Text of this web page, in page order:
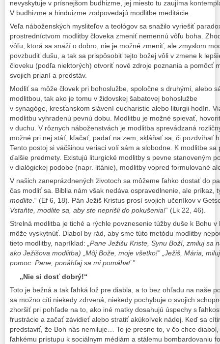
nevyskytuje v prísnejšom budhizme, jej miesto tu zaujíma
V budhizme a hinduizme zodpovedajú modlitbe meditácie.
Veľa náboženských mysliteľov a teológov sa snažilo vyriešiť
prostredníctvom modlitby človeka zmeniť nemennú vôľu boha.
vôľu, ktorá sa snaží o dobro, nie je možné zmeniť, ale zmyslom
povzbudiť dušu, a tak sa prispôsobiť tejto božej vôli v zmene k
človeku (podľa niektorých) otvoriť nové zdroje poznania a pomôcť
svojich prianí a predstáv.
Modliť sa môže človek pri bohoslužbe, spoločne s druhými, alebo
modlitbou, tak ako je tomu v židovskej šabatovej bohoslužbe
v synagóge, kresťanskom slávení eucharistie alebo liturgii hodín.
modlitbu vyhradenú pevnú dobu. Modlitbu je možné spievať,
v duchu. V rôznych náboženstvách je modlitba sprevádzaná
možné pri nej stáť, kľačať, padať na zem, skláňať sa, či pozdvíhať
Tento postoj si väčšinou veriaci volí sám a slobodne. K modlitbe
ďalšie predmety. Existujú liturgické modlitby s pevne stanoveným
v dialógickej podobe (napr. litánie), modlitby vopred formulované
V našich zaneprázdnených životoch sa môžeme ľahko dostať do
čas modliť sa. Biblia nám však nedáva ospravedlnenie, ale príkaz,
modlite.“ (Ef 6, 18). Pán Ježiš Kristus prosí svojich učeníkov v
Vstaňte, modlite sa, aby ste neprišli do pokušenia!“ (Lk 22, 46).
Strelná modlitba je tiché a rýchle povznesenie túžby duše k Bohu
môže vyskytnúť. Diabol by rád, aby sme túto metódu modlitby
tieto modlitby, napríklad: „Pane Ježišu Kriste, Synu Boží, zmiluj sa
ako Ježišova modlitba) „Môj Bože, moje všetko!” „Ježiš, Mária,
pomoc. Pane, ponáhľaj sa mi pomáhať.”
„Nie si dosť dobrý!“
Toto je bežná a tak ľahká lož pre diabla, a to bez ohľadu na naše
sa možno cíti niekedy zdrvená, niekedy pochybuje o svojich
zhoršiť pri pohľade na to, ako iné matky dosahujú úspechy s
frustrácie a začať závidieť alebo stratiť akúkoľvek nádej. Keď sa
predstaviť, že Boh nás nemiluje… To je presne to, v čo chce
ľahkému prístupu k sociálnym médiám a stálemu bombardovaniu